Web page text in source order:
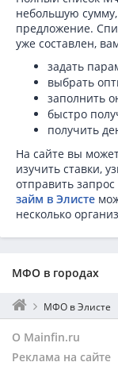
небольшую
предложение.
уже составлен,
задать
выбрать
заполнить
быстро
получить
На сайте вы
изучить ставки,
отправить
займ в Элисте
несколько
МФО в городах
Москва
Санкт-Петербург
Екатеринбург
Нижний Новгород
МФО в Элисте
О Mainfin.ru
Реклама на сайте